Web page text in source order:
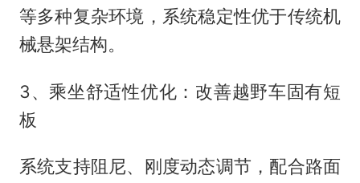
等多种复杂环境，系统稳定性优于传统机
械悬架结构。
3、乘坐舒适性优化：改善越野车固有短
板
系统支持阻尼、刚度动态调节，配合路面